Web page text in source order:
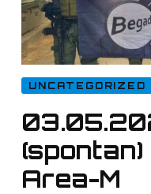
UNCATEGORIZED
Area-M